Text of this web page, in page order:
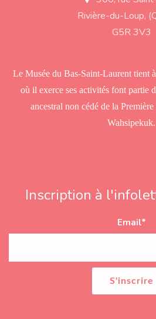
d
Rivière-du-Loup,
G5R 3V3
Le Musée du Bas-Saint-Laurent tient
où il exerce ses activités font partie
ancestral non cédé de la
Wahsipekuk.
Inscription à
Email*